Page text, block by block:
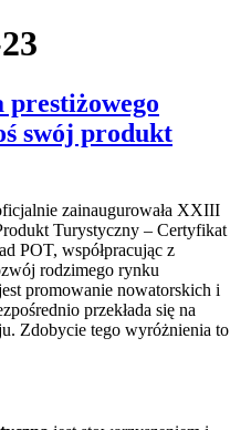
prestiżowego
swój produkt
zainaugurowała XXIII
Turystyczny – Certyfikat
POT, współpracując z
rodzimego rynku
promowanie nowatorskich i
przekłada się na
Zdobycie tego wyróżnienia to